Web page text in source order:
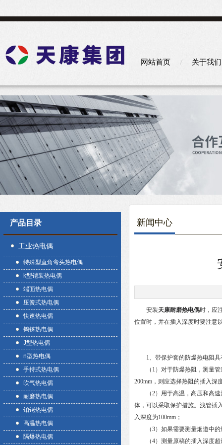
网站首页 关于我们
产品目录
工业热电偶
特殊型直角弯头热电偶
k型铠装热电偶
端面热电偶
压簧式热电偶
快速热电偶
钨铼热电偶
J型热电偶
n型热电偶
手持式热电偶
吹气热电偶
耐磨热电偶
铂铑热电偶
高温热电偶
隔爆热电偶
新闻中心
安装天康耐磨热电偶时，应
位置时，并在插入深度时要注意
1、带保护套的防爆热电阻具
（1）对于防爆热阻，测量管
200mm，则应选择热阻的插入深
（2）用于高温，高压和高速
体，可以采取保护措施。浅管插
入深度为100mm；
（3）如果需要测量烟道中的
（4）测量原稿的插入深度超